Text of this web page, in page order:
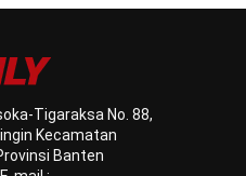
Tigaraksa No. 88,
Kecamatan
Banten